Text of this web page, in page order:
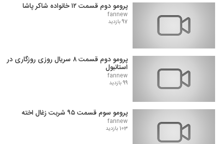
پرومو دوم قسمت ۱۲ خانواده شاکر پاشا
fannew
97 بازدید
پرومو دوم قسمت ۸ سریال روزی روزگاری در
استانبول
fannew
99 بازدید
پرومو سوم قسمت ۹۵ شربت زغال اخته
fannew
103 بازدید